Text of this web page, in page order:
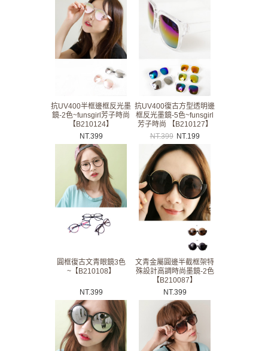
抗UV400半框邊框反光墨
鏡-2色~funsgirl芳子時尚
【B210124】
NT.399
抗UV400復古方型透明邊
框反光墨鏡-5色~funsgirl
芳子時尚 【B210127】
NT.399 NT.199
圓框復古文青眼鏡3色
~【B210108】
NT.399
文青金屬圓邊半截框架特
殊設計高調時尚墨鏡-2色
【B210087】
NT.399